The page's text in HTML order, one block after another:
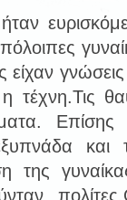
είχαν
τέχνη.Τις
Επίσης
της